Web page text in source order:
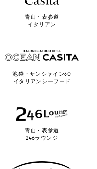
青山・表参道
イタリアン
池袋・サンシャイン60
イタリアンシーフード
青山・表参道
246ラウンジ